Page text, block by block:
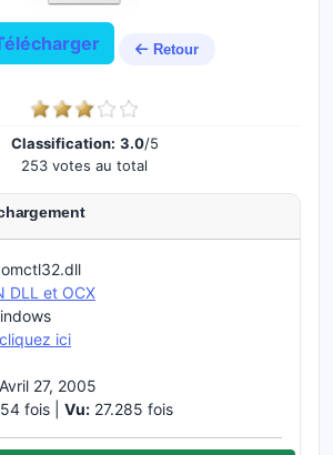
Retour
Classification: 3.0/5
253 votes au total
DLL et OCX
cliquez ici
Avril 27, 2005
fois | Vu: 27.285 fois